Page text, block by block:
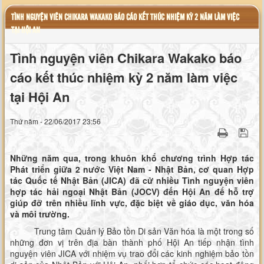
TÌNH NGUYỆN VIÊN CHIKARA WAKAKO BÁO CÁO KẾT THÚC NHIỆM KỲ 2 NĂM LÀM VIỆC
TẠI HỘI AN
Tình nguyện viên Chikara Wakako báo
cáo kết thúc nhiệm kỳ 2 năm làm việc
tại Hội An
Thứ năm - 22/06/2017 23:56
Những năm qua, trong khuôn khổ chương trình Hợp tác
Phát triển giữa 2 nước Việt Nam - Nhật Bản, cơ quan Hợp
tác Quốc tế Nhật Bản (JICA) đã cử nhiều Tình nguyện viên
hợp tác hải ngoại Nhật Bản (JOCV) đến Hội An để hỗ trợ
giúp đỡ trên nhiều lĩnh vực, đặc biệt về giáo dục, văn hóa
và môi trường.
Trung tâm Quản lý Bảo tồn Di sản Văn hóa là một trong số
những đơn vị trên địa bàn thành phố Hội An tiếp nhận tình
nguyện viên JICA với nhiệm vụ trao đổi các kinh nghiệm bảo tồn